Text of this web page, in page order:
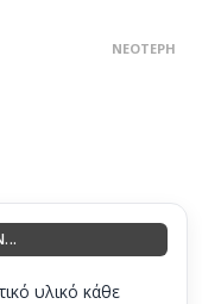
ΝΕΌΤΕΡΗ
υλικό κάθε